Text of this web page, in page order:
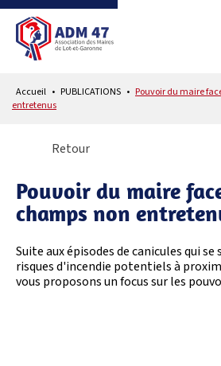
Accueil PUBLICATIONS
Pouvoir du maire
entretenus
Retour
Pouvoir du maire
champs non
Suite aux épisodes de canicules qui
risques d'incendie potentiels à
vous proposons un focus sur les